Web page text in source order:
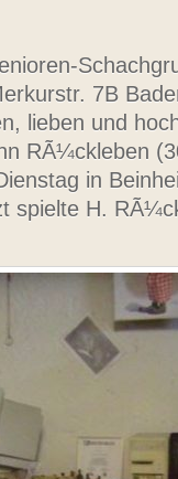
7B
lieben und
RÃ¼ckleben
in
spielte H.